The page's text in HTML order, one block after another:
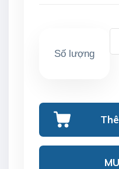
Số lượng